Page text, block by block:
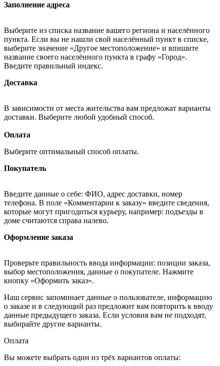
Заполнение адреса
Выберите из списка название вашего региона и населённого
пункта. Если вы не нашли свой населённый пункт в списке,
выберите значение «Другое местоположение» и впишите
название своего населённого пункта в графу «Город».
Введите правильный индекс.
Доставка
В зависимости от места жительства вам предложат варианты
доставки. Выберите любой удобный способ.
Оплата
Выберите оптимальный способ оплаты.
Покупатель
Введите данные о себе: ФИО, адрес доставки, номер
телефона. В поле «Комментарии к заказу» введите сведения,
которые могут пригодиться курьеру, например: подъезды в
доме считаются справа налево.
Оформление заказа
Проверьте правильность ввода информации: позиции заказа,
выбор местоположения, данные о покупателе. Нажмите
кнопку «Оформить заказ».
Наш сервис запоминает данные о пользователе, информацию
о заказе и в следующий раз предложит вам повторить к вводу
данные предыдущего заказа. Если условия вам не подходят,
выбирайте другие варианты.
Оплата
Вы можете выбрать один из трёх вариантов оплаты: